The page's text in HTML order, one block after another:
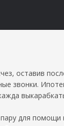
оставив
звонки.
для помощи